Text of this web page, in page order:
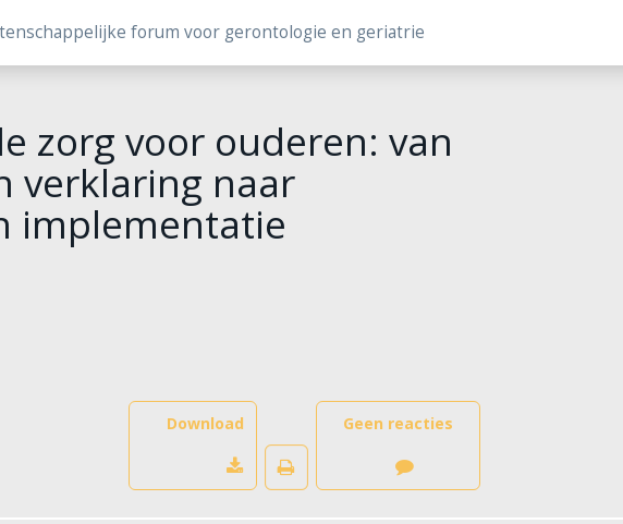
forum voor gerontologie en geriatrie
zorg voor ouderen: van
verklaring naar
implementatie
Download Geen reacties